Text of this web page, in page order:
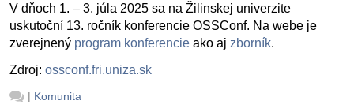
V dňoch 1. – 3. júla 2025 sa na Žilinskej univerzite
uskutoční 13. ročník konferencie OSSConf. Na webe je
zverejnený program konferencie ako aj zborník.
Zdroj: ossconf.fri.uniza.sk
| Komunita